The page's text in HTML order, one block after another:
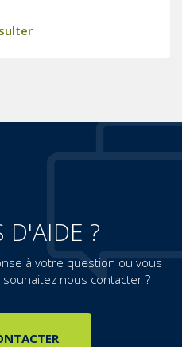
D'AIDE ?
à votre question ou vous
nous contacter ?